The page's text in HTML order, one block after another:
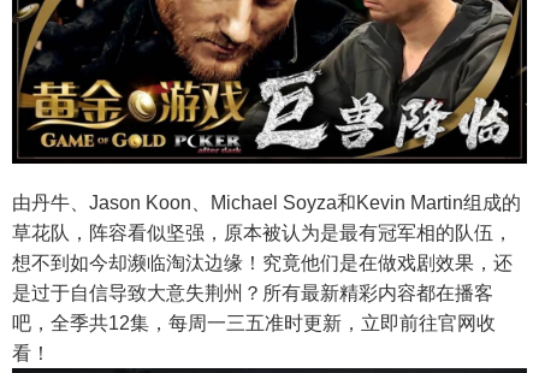
由丹牛、Jason Koon、Michael Soyza和Kevin Martin组成的
草花队，阵容看似坚强，原本被认为是最有冠军相的队伍，
想不到如今却濒临淘汰边缘！ 究竟他们是在做戏剧效果，还
是过于自信导致大意失荆州？ 所有最新精彩内容都在播客
吧，全季共12集，每周一三五准时更新，立即前往官网收
看！